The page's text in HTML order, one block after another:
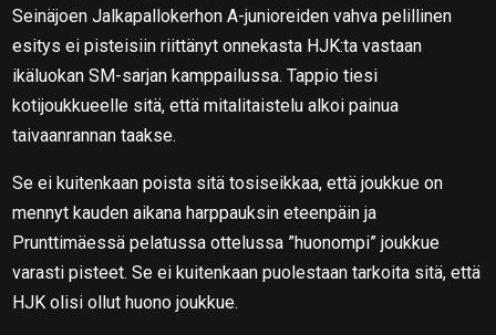
Seinäjoen Jalkapallokerhon A-junioreiden vahva pelillinen
esitys ei pisteisiin riittänyt onnekasta HJK:ta vastaan
ikäluokan SM-sarjan kamppailussa. Tappio tiesi
kotijoukkueelle sitä, että mitalitaistelu alkoi painua
taivaanrannan taakse.
Se ei kuitenkaan poista sitä tosiseikkaa, että joukkue on
mennyt kauden aikana harppauksin eteenpäin ja
Prunttimäessä pelatussa ottelussa ”huonompi” joukkue
varasti pisteet. Se ei kuitenkaan puolestaan tarkoita sitä, että
HJK olisi ollut huono joukkue.